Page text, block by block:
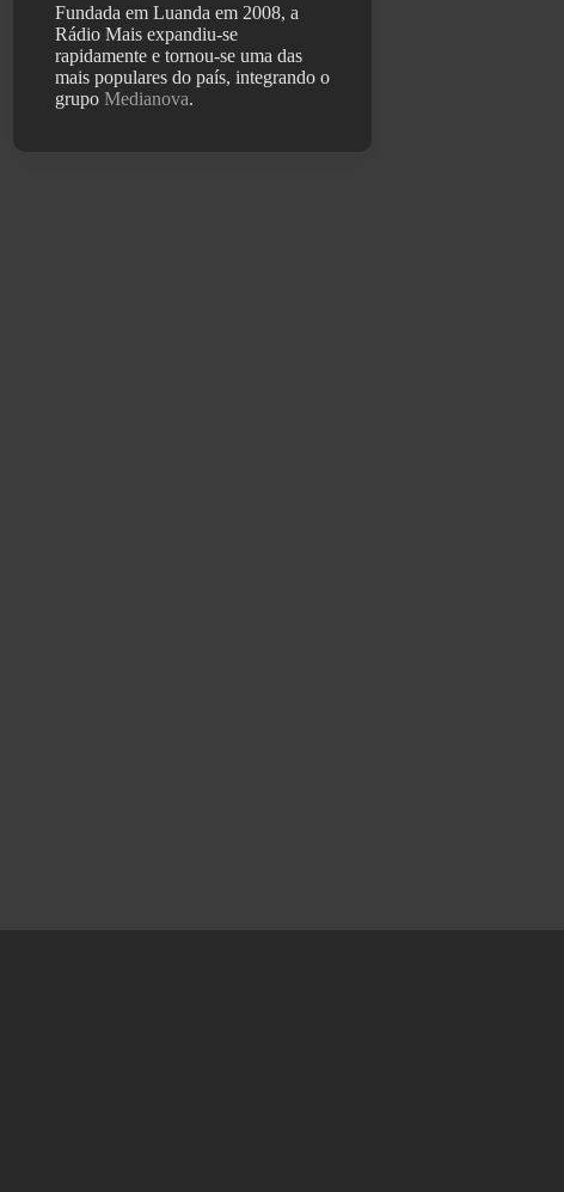
Fundada em Luanda em 2008, a
Rádio Mais expandiu-se
rapidamente e tornou-se uma das
mais populares do país, integrando o
grupoMedianova.